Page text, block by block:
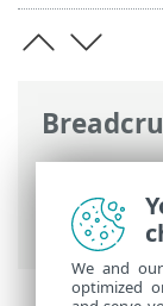
Business
We and
optimized